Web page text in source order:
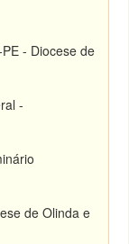
- Diocese de
-
de Olinda e